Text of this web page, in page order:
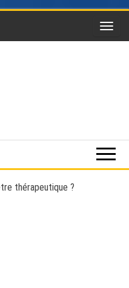
extrême,
Kitesurf,thérapeutique ?